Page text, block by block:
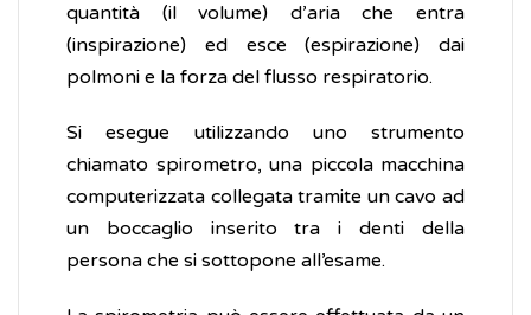
quantità (il volume) d’aria che entra
(inspirazione) ed esce (espirazione) dai
polmoni e la forza del flusso respiratorio.
Si esegue utilizzando uno strumento
chiamato spirometro, una piccola macchina
computerizzata collegata tramite un cavo ad
un boccaglio inserito tra i denti della
persona che si sottopone all’esame.